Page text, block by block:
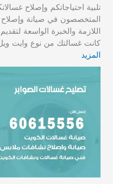
تلبية احتياجاتكم وإصلاح
المتخصصون في صيانة وإصلاح
اللازمة والخبرة الواسعة
كانت غسالتك من نوع وايت
المزيد